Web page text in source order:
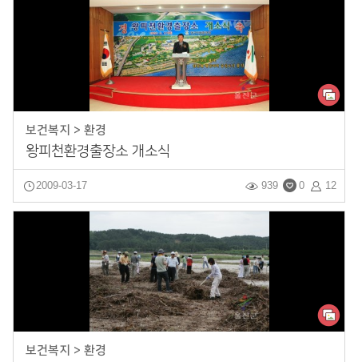
보건복지 > 환경
왕피천환경출장소 개소식
2009-03-17 12
0
939
보건복지 > 환경